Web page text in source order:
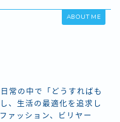
ABOUT ME
常の中で「どうすればも
、生活の最適化を追求し
ァッション、ビリヤー